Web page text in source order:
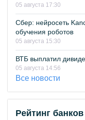
05 августа 17:30
Сбер: нейросеть
обучения роботов
05 августа 15:30
ВТБ выплатил
05 августа 14:56
Все новости
Рейтинг